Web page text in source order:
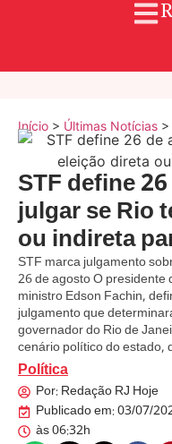
Início > Últimas Notícias >
STF define
julgar se Rio
ou indireta
STF marca julgamento
26 de agosto O
ministro Edson Fachin,
julgamento que
governador do Rio de
cenário político do
Política
Por: Redação RJ Hoje
Publicado em:03/07/
às06:32h